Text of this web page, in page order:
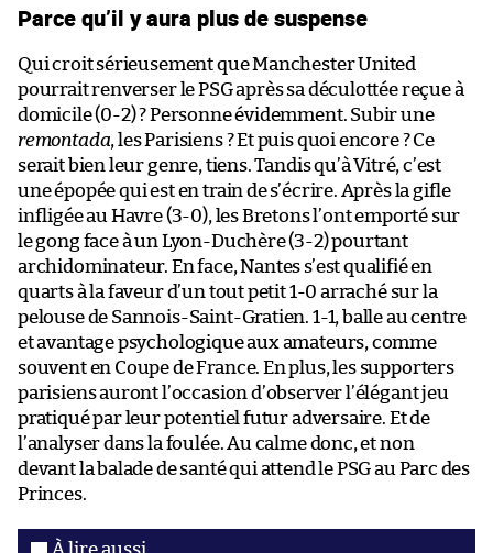
Parce qu’il y aura plus de suspense
Qui croit sérieusement que Manchester United
pourrait renverser le PSG après sa déculottée reçue à
domicile (0-2) ? Personne évidemment. Subir une
remontada, les Parisiens ? Et puis quoi encore ? Ce
serait bien leur genre, tiens. Tandis qu’à Vitré, c’est
une épopée qui est en train de s’écrire. Après la gifle
infligée au Havre (3-0), les Bretons l’ont emporté sur
le gong face à un Lyon-Duchère (3-2) pourtant
archidominateur. En face, Nantes s’est qualifié en
quarts à la faveur d’un tout petit 1-0 arraché sur la
pelouse de Sannois-Saint-Gratien. 1-1, balle au centre
et avantage psychologique aux amateurs, comme
souvent en Coupe de France. En plus, les supporters
parisiens auront l’occasion d’observer l’élégant jeu
pratiqué par leur potentiel futur adversaire. Et de
l’analyser dans la foulée. Au calme donc, et non
devant la balade de santé qui attend le PSG au Parc des
Princes.